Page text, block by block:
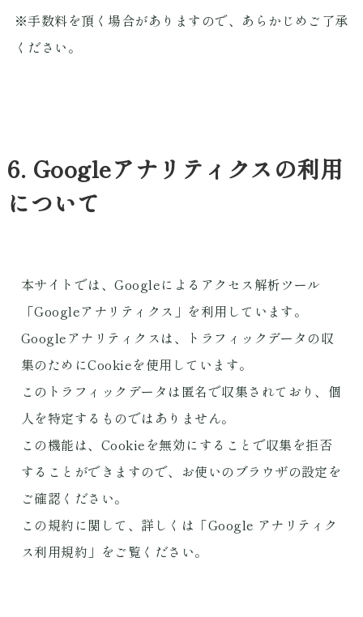
※手数料を頂く場合がありますので、あらかじめご了承
ください。
6. Googleアナリティクスの利用
について
本サイトでは、Googleによるアクセス解析ツール
「Googleアナリティクス」を利用しています。
Googleアナリティクスは、トラフィックデータの収
集のためにCookieを使用しています。
このトラフィックデータは匿名で収集されており、個
人を特定するものではありません。
この機能は、Cookieを無効にすることで収集を拒否
することができますので、お使いのブラウザの設定を
ご確認ください。
この規約に関して、詳しくは「Google アナリティク
ス利用規約」をご覧ください。